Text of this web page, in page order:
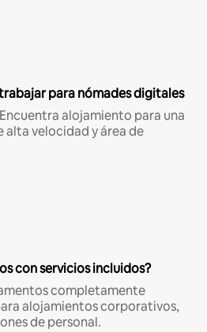
para nómades digitales
alojamiento para una
velocidad y área de
con servicios incluidos?
completamente
alojamientos corporativos,
de personal.